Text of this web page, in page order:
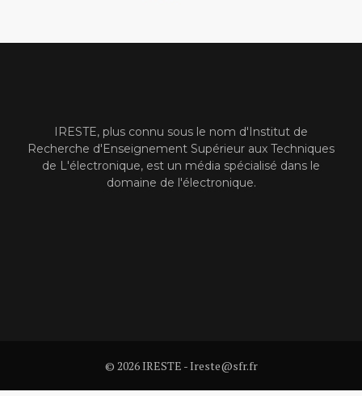
IRESTE, plus connu sous le nom d'Institut de
Recherche d'Enseignement Supérieur aux Techniques
de L'électronique, est un média spécialisé dans le
domaine de l'électronique.
© 2026 IRESTE - Ireste@sfr.fr